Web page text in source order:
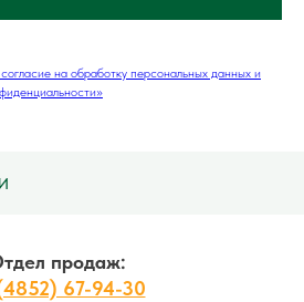
на обработку персональных данных и
продаж:
67-94-30